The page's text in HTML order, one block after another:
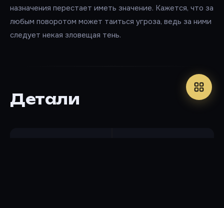
назначения перестает иметь значение. Кажется, что за
любым поворотом может таиться угроза, ведь за ними
следует некая зловещая тень.
Детали